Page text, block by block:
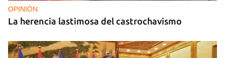
OPINIÓN
La herencia lastimosa del castrochavismo